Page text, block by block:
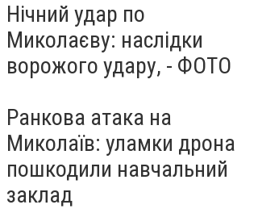
Нічний удар по
Миколаєву: наслідки
ворожого удару, - ФОТО
Ранкова атака на
Миколаїв: уламки дрона
пошкодили навчальний
заклад